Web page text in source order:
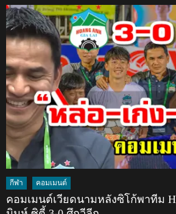
กีฬา คอมเมนต์
คอมเมนต์เวียดนามหลังซิโก้พาทีม